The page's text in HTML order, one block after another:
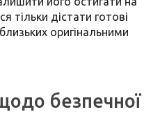
тільки дістати готові
оригінальними
безпечної